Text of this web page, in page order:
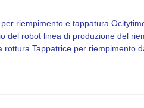
riempimento e tappatura
del robot linea di produzione del
rottura Tappatrice per riempimento